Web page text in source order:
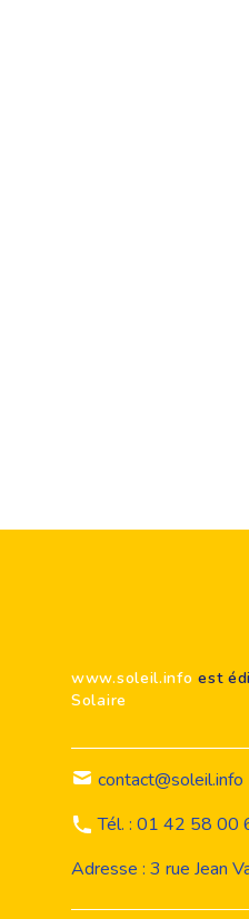
www.soleil.info est
Solaire
contact@soleil.info
Tél. : 01 42 58 00
Adresse : 3 rue Jean